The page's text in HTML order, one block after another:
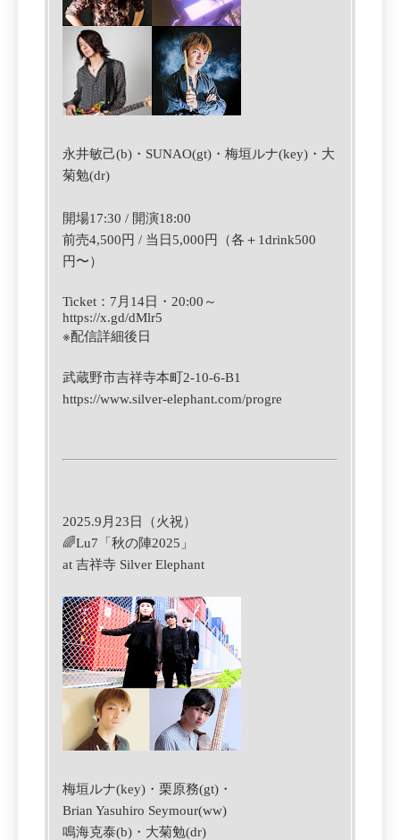
永井敏己(b)・ SUNAO(gt)・ 梅垣ルナ(key)・大
菊勉(dr)
開場17:30 / 開演18:00
前売4,500円 / 当日5,000円（各＋1drink500
円〜）
Ticket ：7月14日 ・ ‪20:00‬ ～
https://x.gd/dMlr5
※配信詳細後日
武蔵野市吉祥寺本町2-10-6-B1
https://www.silver-elephant.com/progre
2025.9月23日（火祝）
🌈Lu7「秋の陣2025」
at 吉祥寺 Silver Elephant
梅垣ルナ(key)・栗原務(gt)・
Brian Yasuhiro Seymour(ww)
鳴海克泰(b)・大菊勉(dr)